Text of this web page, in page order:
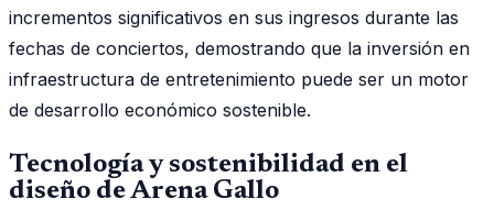
incrementos significativos en sus ingresos durante las
fechas de conciertos, demostrando que la inversión en
infraestructura de entretenimiento puede ser un motor
de desarrollo económico sostenible.
Tecnología y sostenibilidad en el
diseño de Arena Gallo